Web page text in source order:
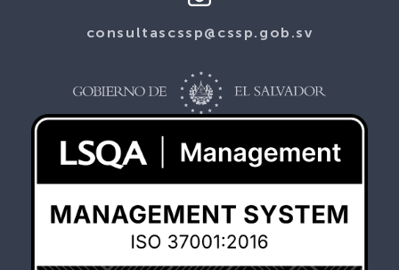
consultascssp@cssp.gob.sv